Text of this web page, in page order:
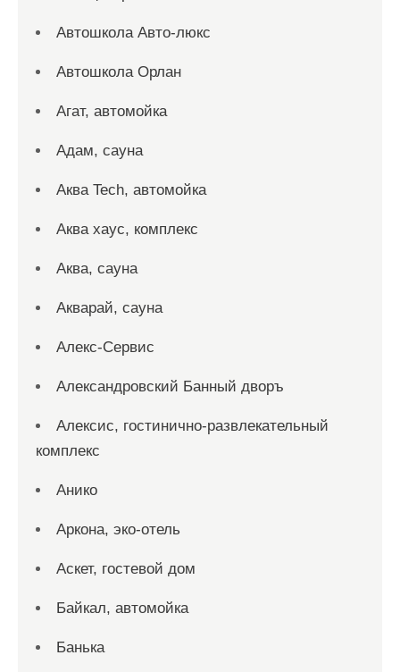
Автошкола Авто-люкс
Автошкола Орлан
Агат, автомойка
Адам, сауна
Аква Tech, автомойка
Аква хаус, комплекс
Аква, сауна
Акварай, сауна
Алекс-Сервис
Александровский Банный дворъ
Алексис, гостинично-развлекательный
комплекс
Анико
Аркона, эко-отель
Аскет, гостевой дом
Байкал, автомойка
Банька